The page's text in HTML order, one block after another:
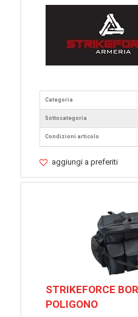
Categoria
Sottocategoria
Condizioni articolo
aggiungi a preferiti
STRIKEFORCE
POLIGONO